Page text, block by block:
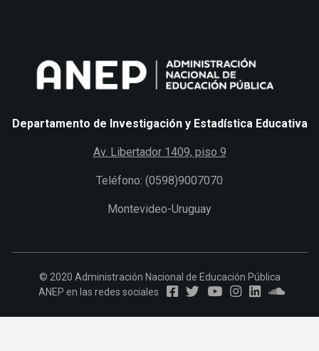
Departamento de Investigación y Estadística Educativa
Av. Libertador 1409, piso 9
Teléfono: (0598)9007070
Montevideo-Uruguay
© 2020 Administración Nacional de Educación Pública
ANEP en las redes sociales